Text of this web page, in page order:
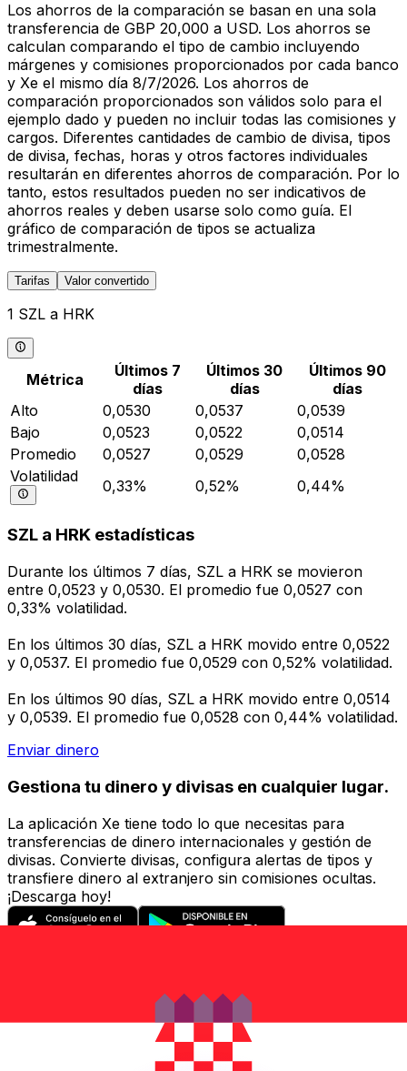
Los ahorros de la comparación se basan en una sola
transferencia de GBP 20,000 a USD. Los ahorros se
calculan comparando el tipo de cambio incluyendo
márgenes y comisiones proporcionados por cada banco
y Xe el mismo día 8/7/2026. Los ahorros de
comparación proporcionados son válidos solo para el
ejemplo dado y pueden no incluir todas las comisiones y
cargos. Diferentes cantidades de cambio de divisa, tipos
de divisa, fechas, horas y otros factores individuales
resultarán en diferentes ahorros de comparación. Por lo
tanto, estos resultados pueden no ser indicativos de
ahorros reales y deben usarse solo como guía. El
gráfico de comparación de tipos se actualiza
trimestralmente.
Tarifas Valor convertido
1 SZL a HRK
Métrica
Últimos 7
días
Últimos 30
días
Últimos 90
días
Alto
0,0530 0,0537
0,0539
Bajo
0,0523 0,0522
0,0514
Promedio
0,0527 0,0529
0,0528
Volatilidad
0,33% 0,52% 0,44%
SZL a HRK estadísticas
Durante los últimos 7 días, SZL a HRK se movieron
entre 0,0523 y 0,0530. El promedio fue 0,0527 con
0,33% volatilidad.
En los últimos 30 días, SZL a HRK movido entre 0,0522
y 0,0537. El promedio fue 0,0529 con 0,52% volatilidad.
En los últimos 90 días, SZL a HRK movido entre 0,0514
y 0,0539. El promedio fue 0,0528 con 0,44% volatilidad.
Enviar dinero
Gestiona tu dinero y divisas en cualquier lugar.
La aplicación Xe tiene todo lo que necesitas para
transferencias de dinero internacionales y gestión de
divisas. Convierte divisas, configura alertas de tipos y
transfiere dinero al extranjero sin comisiones ocultas.
¡Descarga hoy!